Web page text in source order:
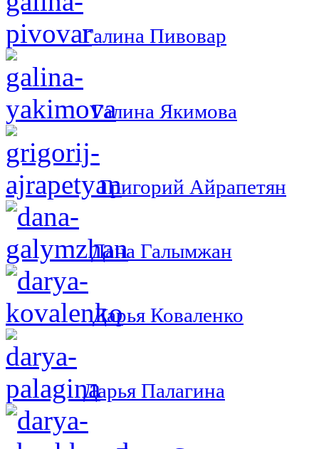
Галина Пивовар
Галина Якимова
Григорий Айрапетян
Дана Галымжан
Дарья Коваленко
Дарья Палагина